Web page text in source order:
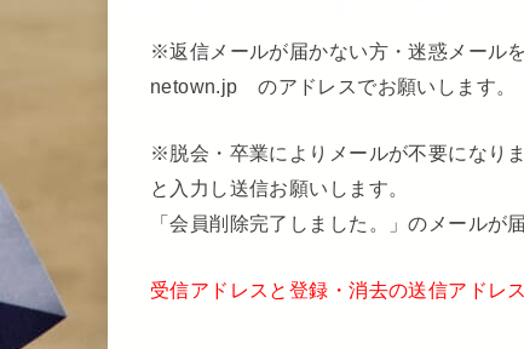
※返信メールが届かない方・迷惑メール
netown.jp のアドレスでお願いします。
※脱会・卒業によりメールが不要にな
と入力し送信お願いします。
「会員削除完了しました。」のメールが
受信アドレスと登録・消去の送信アドレ